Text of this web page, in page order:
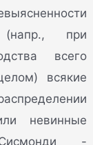
(напр., при
всего
всякие
невинные
-